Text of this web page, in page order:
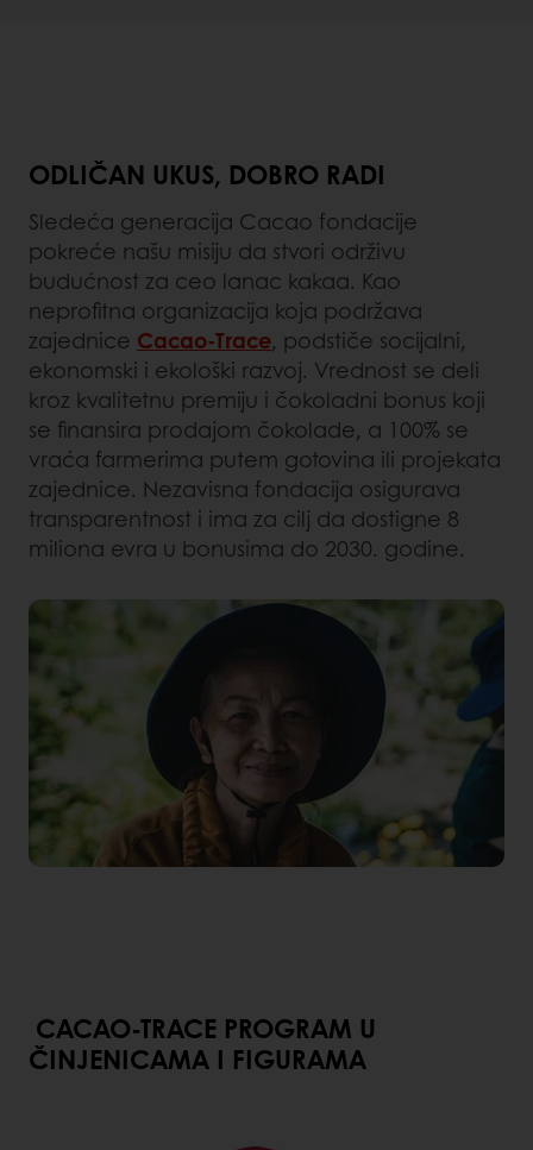
ODLIČAN UKUS, DOBRO RADI
Sledeća generacija Cacao fondacije
pokreće našu misiju da stvori održivu
budućnost za ceo lanac kakaa. Kao
neprofitna organizacija koja podržava
zajednice Cacao-Trace, podstiče socijalni,
ekonomski i ekološki razvoj. Vrednost se deli
kroz kvalitetnu premiju i čokoladni bonus koji
se finansira prodajom čokolade, a 100% se
vraća farmerima putem gotovina ili projekata
zajednice. Nezavisna fondacija osigurava
transparentnost i ima za cilj da dostigne 8
miliona evra u bonusima do 2030. godine.
CACAO-TRACE PROGRAM U
ČINJENICAMA I FIGURAMA